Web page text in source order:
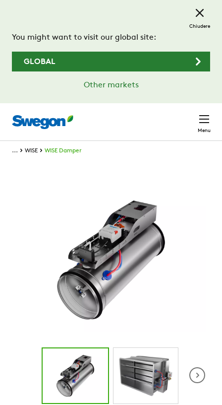
You might want to visit our global site:
GLOBAL
Other markets
Chiudere
Menu
... WISE WISE Damper